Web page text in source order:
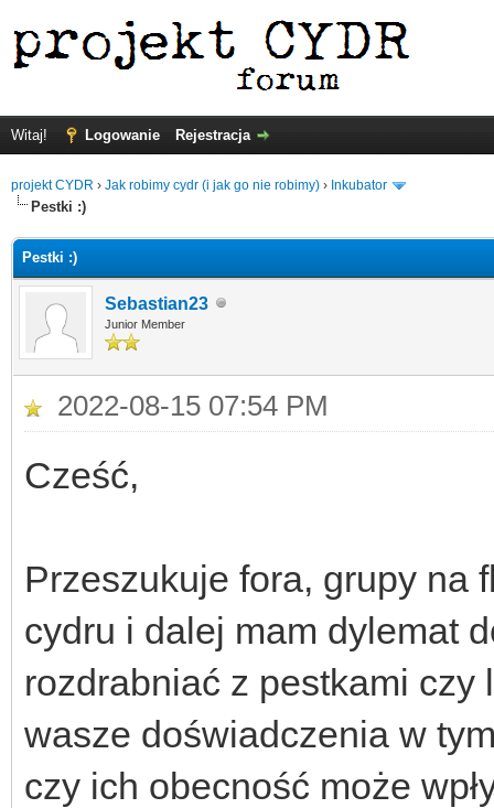
Witaj! Logowanie Rejestracja
projekt CYDR › Jak robimy cydr (i jak go nie robimy) › Inkubator
Pestki :)
Pestki :)
Sebastian23
Junior Member
2022-08-15 07:54 PM
Cześć,
Przeszukuje fora, grupy na
cydru i dalej mam dylemat
rozdrabniać z pestkami
wasze doświadczenia w
czy ich obecność może